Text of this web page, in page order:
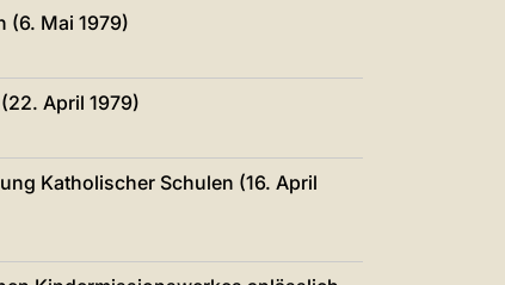
(6. Mai 1979)
April 1979)
Katholischer Schulen (16. April